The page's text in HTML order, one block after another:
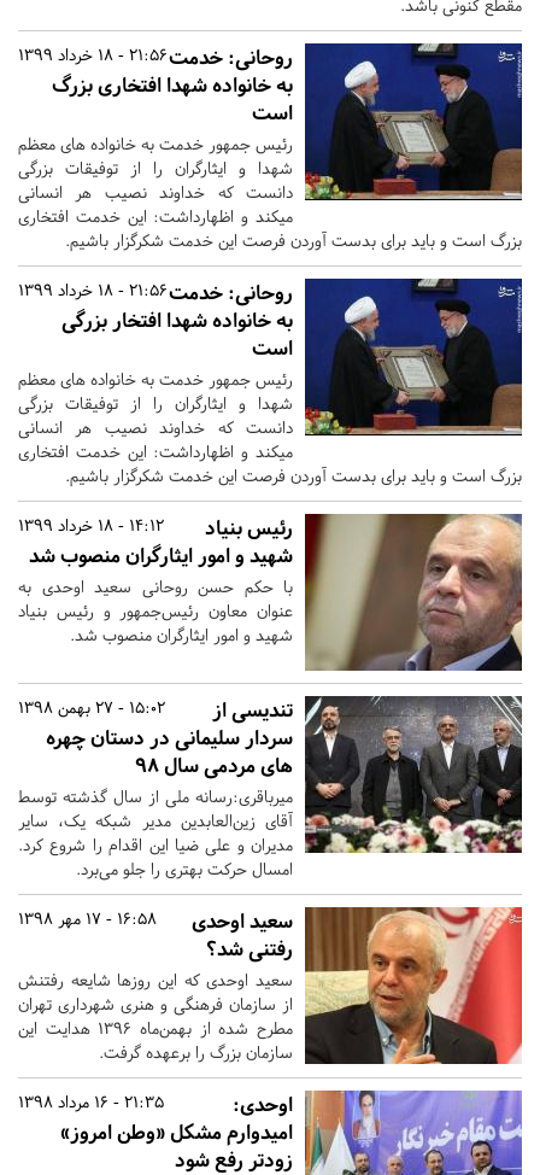
مقطع کنونی باشد.
21:56 - 18 خرداد 1399روحانی: خدمت
به خانواده شهدا افتخاری بزرگ
است
رئیس جمهور خدمت به خانواده های معظم
شهدا و ایثارگران را از توفیقات بزرگی
دانست که خداوند نصیب هر انسانی
میکند و اظهارداشت: این خدمت افتخاری
بزرگ است و باید برای بدست آوردن فرصت این خدمت شکرگزار باشیم.
21:56 - 18 خرداد 1399روحانی: خدمت
به خانواده شهدا افتخار بزرگی
است
رئیس جمهور خدمت به خانواده های معظم
شهدا و ایثارگران را از توفیقات بزرگی
دانست که خداوند نصیب هر انسانی
میکند و اظهارداشت: این خدمت افتخاری
بزرگ است و باید برای بدست آوردن فرصت این خدمت شکرگزار باشیم.
14:12 - 18 خرداد 1399
رئیس بنیاد
شهید و امور ایثارگران منصوب شد
با حکم حسن روحانی سعید اوحدی به
عنوان معاون رئیس‌جمهور و رئیس بنیاد
شهید و امور ایثارگران منصوب شد.
15:02 - 27 بهمن 1398
تندیسی از
سردار سلیمانی در دستان چهره
های مردمی سال 98
میرباقری:رسانه ملی از سال گذشته توسط
آقای زین‌العابدین مدیر شبکه یک، سایر
مدیران و علی ضیا این اقدام را شروع کرد.
امسال حرکت بهتری را جلو می‌برد.
16:58 - 17 مهر 1398
سعید اوحدی
رفتنی شد؟
سعید اوحدی که این روزها شایعه رفتنش
از سازمان فرهنگی و هنری شهرداری تهران
مطرح شده از بهمن‌ماه 1396 هدایت این
سازمان بزرگ را برعهده گرفت.
21:35 - 16 مرداد 1398
اوحدی:
امیدوارم مشکل «وطن امروز»
زودتر رفع شود